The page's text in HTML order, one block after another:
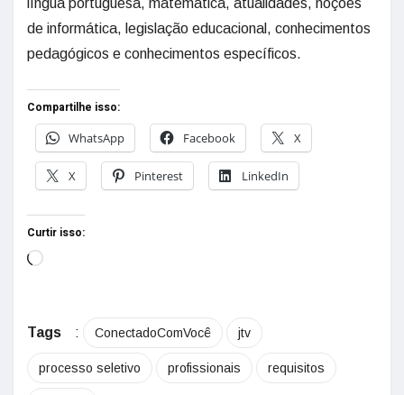
língua portuguesa, matemática, atualidades, noções
de informática, legislação educacional, conhecimentos
pedagógicos e conhecimentos específicos.
Compartilhe isso:
WhatsApp
Facebook X
X Pinterest LinkedIn
Curtir isso:
Tags : ConectadoComVocê jtv
processo seletivo profissionais requisitos